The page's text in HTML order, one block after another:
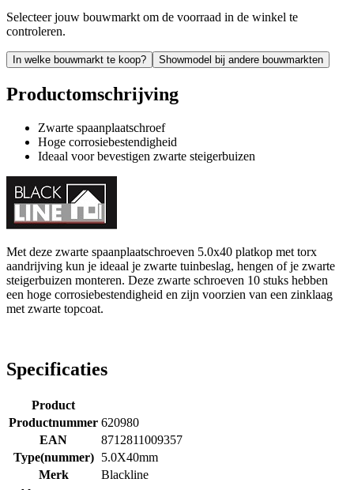
Selecteer jouw bouwmarkt om de voorraad in de winkel te
controleren.
In welke bouwmarkt te koop? Showmodel bij andere bouwmarkten
Productomschrijving
Zwarte spaanplaatschroef
Hoge corrosiebestendigheid
Ideaal voor bevestigen zwarte steigerbuizen
Met deze zwarte spaanplaatschroeven 5.0x40 platkop met torx
aandrijving kun je ideaal je zwarte tuinbeslag, hengen of je zwarte
steigerbuizen monteren. Deze zwarte schroeven 10 stuks hebben
een hoge corrosiebestendigheid en zijn voorzien van een zinklaag
met zwarte topcoat.
Specificaties
Product
Productnummer 620980
EAN
8712811009357
Type(nummer)
5.0X40mm
Merk
Blackline